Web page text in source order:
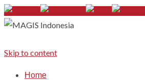
Skip to content
Home